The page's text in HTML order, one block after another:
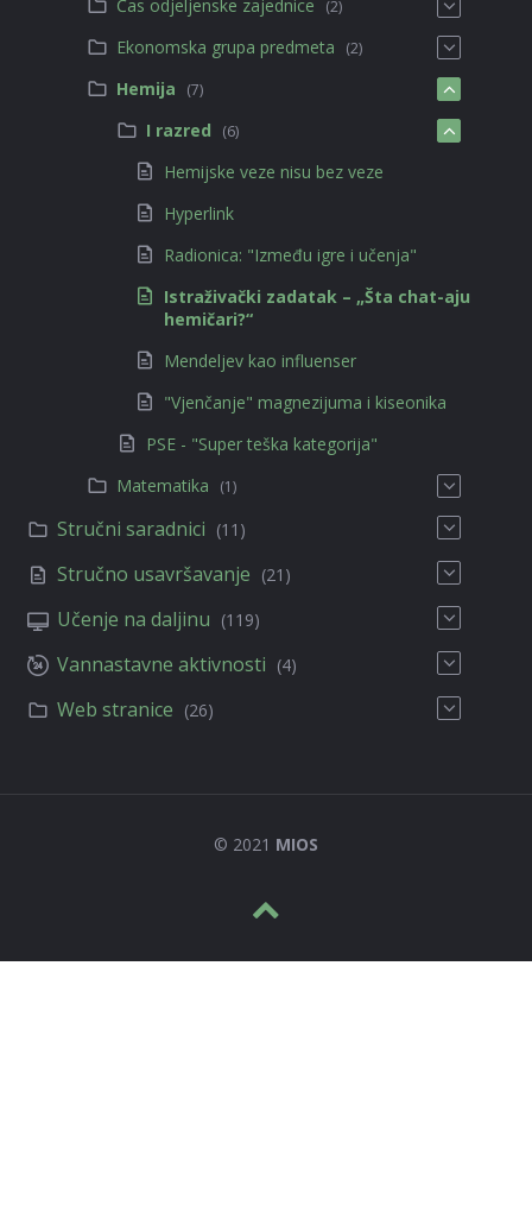
Čas odjeljenske zajednice (2)
Ekonomska grupa predmeta (2)
Hemija (7)
I razred (6)
Hemijske veze nisu bez veze
Hyperlink
Radionica: "Između igre i učenja"
Istraživački zadatak – „Šta chat-aju
hemičari?“
Mendeljev kao influenser
"Vjenčanje" magnezijuma i kiseonika
PSE - "Super teška kategorija"
Matematika
(1)
Stručni saradnici (11)
Stručno usavršavanje (21)
Učenje na daljinu (119)
Vannastavne aktivnosti (4)
Web stranice (26)
© 2021 MIOS